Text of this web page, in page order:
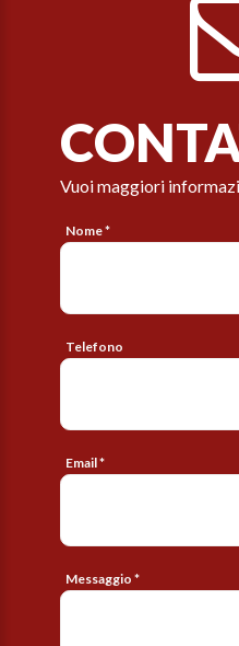
Vuoi maggiori
Nome *
Telefono
Email *
Messaggio *